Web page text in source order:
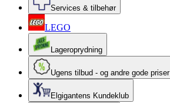
Services & tilbehør
LEGO
Lageroprydning
Ugens tilbud - og andre gode priser
Elgigantens Kundeklub